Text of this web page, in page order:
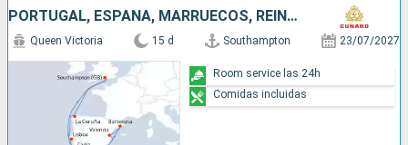
PORTUGAL, ESPAÑA, MARRUECOS, REINO UNIDO
Queen Victoria 15 d Southampton 23/07/2027
Room service las 24h
Comidas incluidas